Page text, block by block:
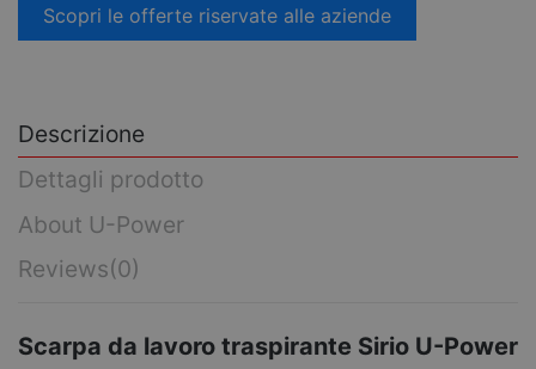
Scopri le offerte riservate alle aziende
Descrizione
Dettagli prodotto
About U-Power
Reviews(0)
Scarpa da lavoro traspirante Sirio U-Power